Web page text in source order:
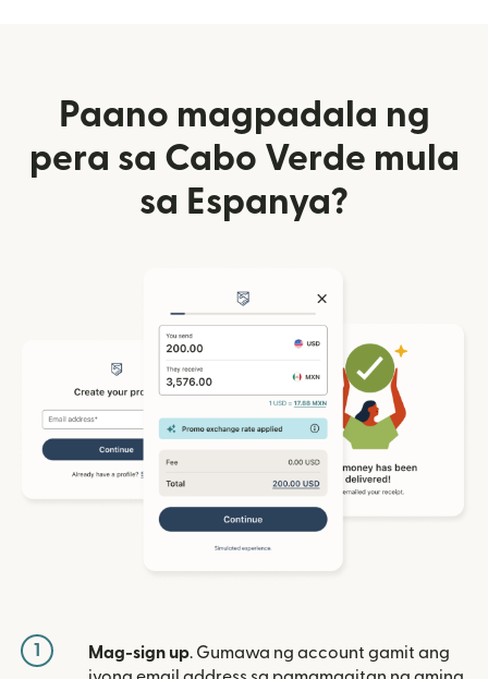
Paano magpadala ng
pera sa Cabo Verde mula
sa Espanya?
1 Mag-sign up. Gumawa ng account gamit ang